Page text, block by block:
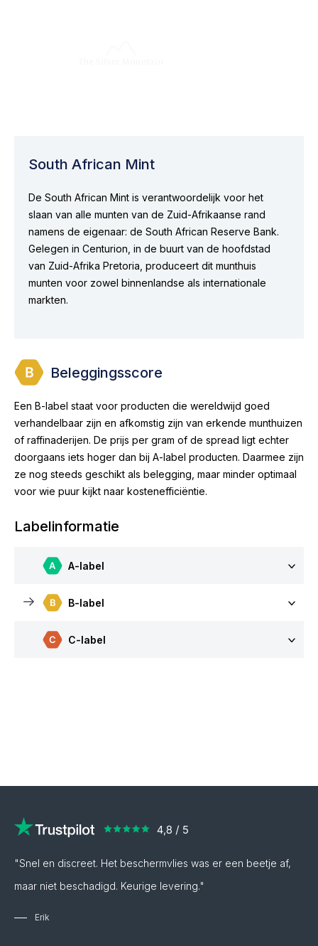
South African Mint
De South African Mint is verantwoordelijk voor het
slaan van alle munten van de Zuid-Afrikaanse rand
namens de eigenaar: de South African Reserve Bank.
Gelegen in Centurion, in de buurt van de hoofdstad
van Zuid-Afrika Pretoria, produceert dit munthuis
munten voor zowel binnenlandse als internationale
markten.
Beleggingsscore
Een B-label staat voor producten die wereldwijd goed
verhandelbaar zijn en afkomstig zijn van erkende munthuizen
of raffinaderijen. De prijs per gram of de spread ligt echter
doorgaans iets hoger dan bij A-label producten. Daarmee zijn
ze nog steeds geschikt als belegging, maar minder optimaal
voor wie puur kijkt naar kostenefficiëntie.
Labelinformatie
A-label
B-label
C-label
"Snel en discreet. Het beschermvlies was er een beetje af,
maar niet beschadigd. Keurige levering."
Erik